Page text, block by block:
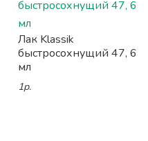
Лак Klassik
быстросохнущий 47, 6
мл
1р.